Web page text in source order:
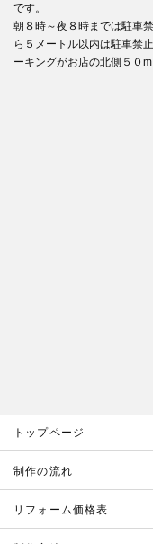
です。
朝８時～夜８時までは駐車
ら５メートル以内は駐車禁
ーキングがお店の北側５０m
トップページ
制作の流れ
リフォーム価格表